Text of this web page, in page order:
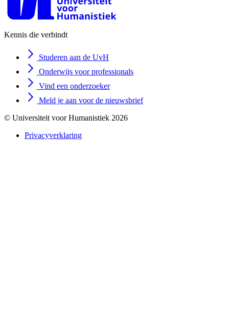
Kennis die verbindt
Studeren aan de UvH
Onderwijs voor professionals
Vind een onderzoeker
Meld je aan voor de nieuwsbrief
© Universiteit voor Humanistiek 2026
Privacyverklaring